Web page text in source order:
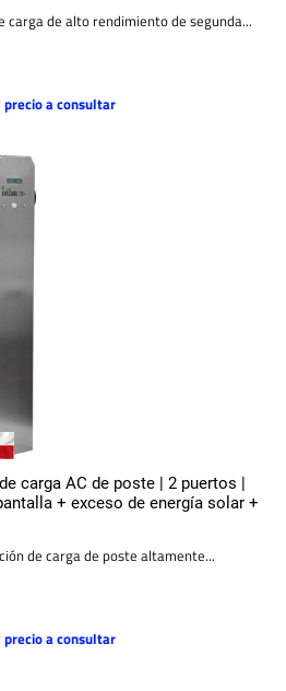
carga de alto rendimiento de segunda...
precio a consultar
carga AC de poste | 2 puertos |
+ exceso de energía solar +
de carga de poste altamente...
precio a consultar